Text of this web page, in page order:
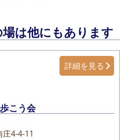
は他にもあります
こう会
4-4-11
詳細を見る